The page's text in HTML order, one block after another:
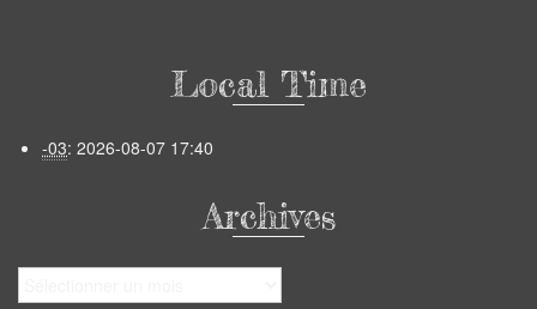
Local Time
-03: 2026-08-07 17:40
Archives